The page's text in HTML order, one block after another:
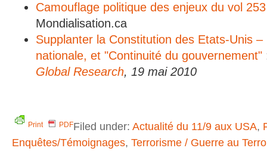
Camouflage politique des enjeux du vol 253
Mondialisation.ca
Supplanter la Constitution des Etats-Unis
nationale, et "Continuité du gouvernement"
Global Research, 19 mai 2010
Print PDFFiled under: Actualité du 11/9 aux USA,
Enquêtes/Témoignages, Terrorisme / Guerre au